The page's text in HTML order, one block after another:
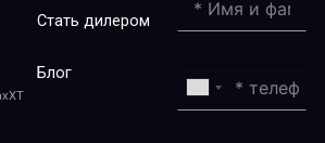
Стать дилером
Блог